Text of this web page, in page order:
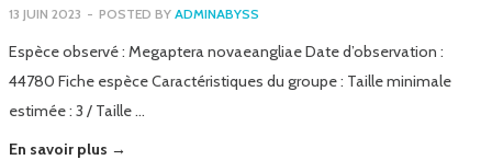
13 JUIN 2023 - POSTED BY ADMINABYSS
Espèce observé : Megaptera novaeangliae Date d’observation :
44780 Fiche espèce Caractéristiques du groupe : Taille minimale
estimée : 3 / Taille …
En savoir plus →